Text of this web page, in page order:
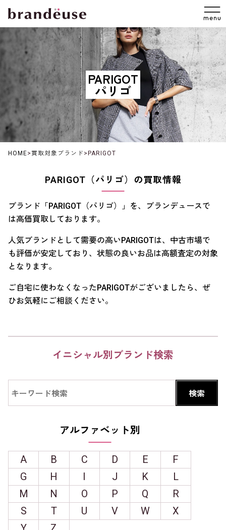
PARIGOT
パリゴ
HOME> 買取対象ブランド >PARIGOT
PARIGOT（パリゴ）の買取情報
ブランド「PARIGOT（パリゴ）」を、ブランデュースで
は高価買取しております。
人気ブランドとして需要の高いPARIGOTは、中古市場で
も評価が安定しており、状態の良いお品は高額査定の対象
となります。
ご自宅に使わなくなったPARIGOTがございましたら、ぜ
ひお気軽にご相談ください。
イニシャル別ブランド検索
アルファベット別
A B C D E
F
G
H I J K
L
M
N O P Q
R
S
T U V W
X